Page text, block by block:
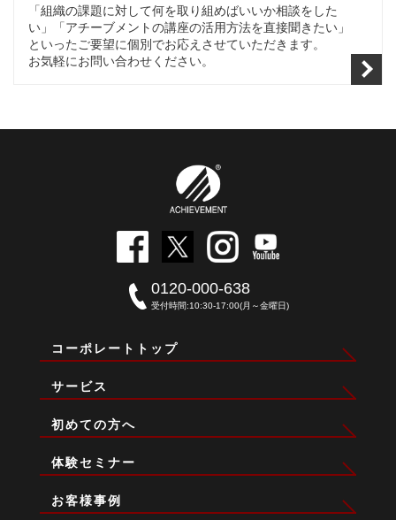
「組織の課題に対して何を取り組めばいいか相談をした
い」「アチーブメントの講座の活用方法を直接聞きたい」
といったご要望に個別でお応えさせていただきます。
お気軽にお問い合わせください。
0120-000-638
受付時間:10:30-17:00(月～金曜日)
コーポレートトップ
サービス
初めての方へ
体験セミナー
お客様事例